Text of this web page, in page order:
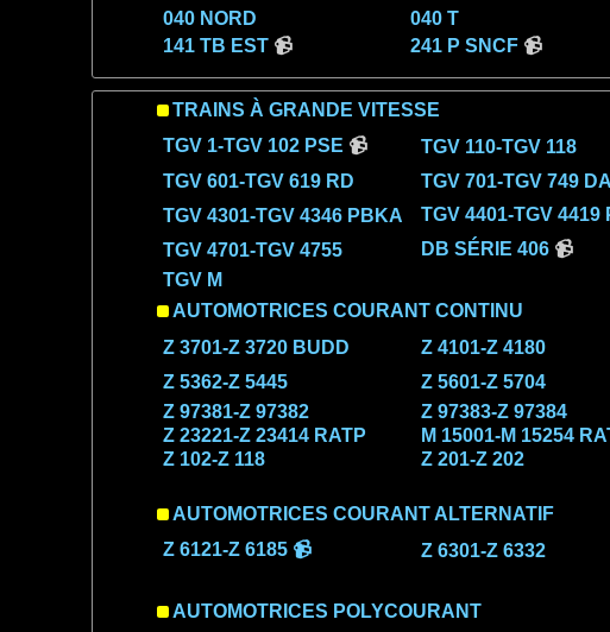
040 NORD
040 T
141 TB EST📹 241 P SNCF📹
TRAINS À GRANDE VITESSE
TGV 1-TGV 102 PSE 📹 TGV 110-TGV 118
TGV 601-TGV 619 RD
TGV 701-TGV 749
TGV 4301-TGV 4346 PBKA
TGV 4401-TGV 4419
TGV 4701-TGV 4755
DB SÉRIE 406📹
TGV M
AUTOMOTRICES COURANT CONTINU
Z 3701-Z 3720 BUDD
Z 4101-Z 4180
Z 5362-Z 5445
Z 5601-Z 5704
Z 97381-Z 97382
Z 97383-Z 97384
Z 23221-Z 23414 RATP
M 15001-M 15254
Z 102-Z 118
Z 201-Z 202
AUTOMOTRICES COURANT ALTERNATIF
Z 6121-Z 6185 📹
Z 6301-Z 6332
AUTOMOTRICES POLYCOURANT